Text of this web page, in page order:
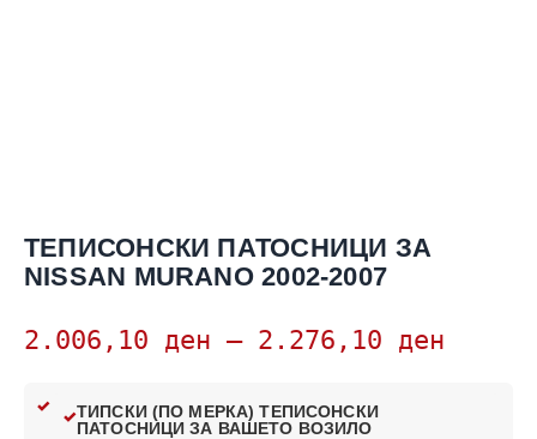
ТЕПИСОНСКИ ПАТОСНИЦИ ЗА
NISSAN MURANO 2002-2007
2.006,10 ден – 2.276,10 ден
ТИПСКИ (ПО МЕРКА) ТЕПИСОНСКИ
ПАТОСНИЦИ ЗА ВАШЕТО ВОЗИЛО